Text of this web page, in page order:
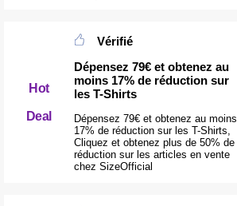
Hot
Deal
Vérifié
Dépensez 79€ et obtenez au
moins 17% de réduction sur
les T-Shirts
Dépensez 79€ et obtenez au moins
17% de réduction sur les T-Shirts,
Cliquez et obtenez plus de 50% de
réduction sur les articles en vente
chez SizeOfficial